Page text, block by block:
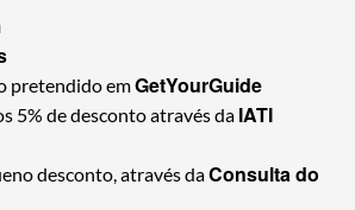
pretendido emGetYourGuide
5% de desconto através da IATI
desconto, através daConsulta do